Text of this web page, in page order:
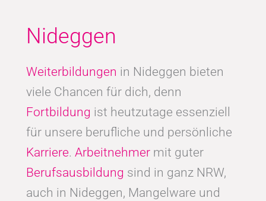
Nideggen
Weiterbildungen in Nideggen bieten
viele Chancen für dich, denn
Fortbildung ist heutzutage essenziell
für unsere berufliche und persönliche
Karriere. Arbeitnehmer mit guter
Berufsausbildung sind in ganz NRW,
auch in Nideggen, Mangelware und